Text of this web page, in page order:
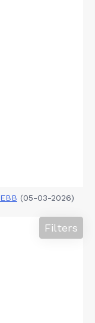
EBB (05-03-2026)
Filters